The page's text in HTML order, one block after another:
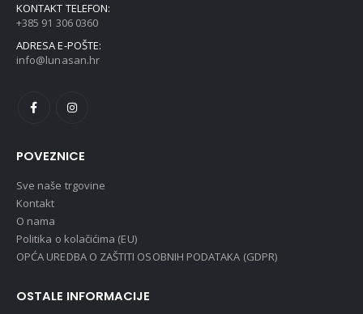
KONTAKT TELEFON:
+385 91 306 0360
ADRESA E-POŠTE:
info@lunasan.hr
POVEZNICE
Sve naše trgovine
Kontakt
O nama
Politika o kolačićima (EU)
OPĆA UREDBA O ZAŠTITI OSOBNIH PODATAKA (GDPR)
OSTALE INFORMACIJE